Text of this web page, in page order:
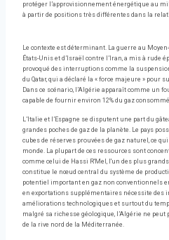
protéger l’approvisionnement énergétique au
à partir de positions très différentes dans la
Le contexte est déterminant. La guerre au
États-Unis et d’Israël contre l’Iran, a mis à rude
provoqué des interruptions comme la
du Qatar, qui a déclaré la « force majeure » pour
Dans ce scénario, l’Algérie apparaît comme un
capable de fournir environ 12% du gaz
L’Italie et l’Espagne se disputent une part du
grandes poches de gaz de la planète. Le pays
cubes de réserves prouvées de gaz naturel, ce
monde. La plupart de ces ressources sont
comme celui de Hassi R'Mel, l'un des plus
constitue le nœud central du système de
potentiel important en gaz non conventionnels
en exportations supplémentaires nécessite des
améliorations technologiques et surtout du
malgré sa richesse géologique, l’Algérie ne
de la rive nord de la Méditerranée.